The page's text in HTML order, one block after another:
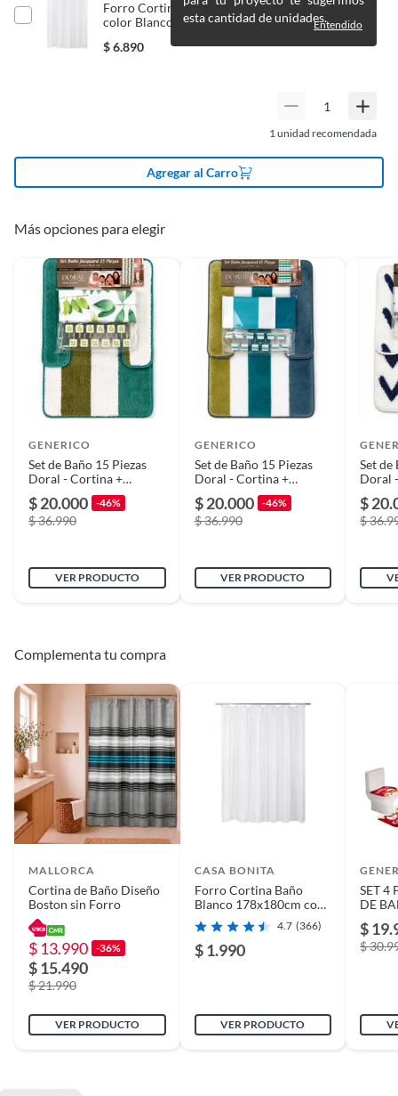
Detalle de la garantía 3
Número de piezas 15
esta cantidad de unidades.Entendido
Forro Cortina de Baño ducha Medida Especial
color Blanco 180 x 200 cms
$6.890
1unidad recomendada
Agregar al Carro
Más opciones para elegir
GENERICO
Set de Baño 15 Piezas
Doral - Cortina +
Alfombras + Ganchos -
Franjas Verde Blanco
Diseño Hojas
$ 20.000 -46%
$ 36.990
VER PRODUCTO
GENERICO
Set de Baño 15 Piezas
Doral - Cortina +
Alfombras + Ganchos -
Jacquard Antideslizante
$ 20.000 -46%
$ 36.990
VER PRODUCTO
Set de
Doral
lineas
blanco
$
$
Complementa tu compra
MALLORCA
Cortina de Baño Diseño
Boston sin Forro
$ 13.990 -36%
$ 15.490
$ 21.990
VER PRODUCTO
CASA BONITA
Forro Cortina Baño
Blanco 178x180cm con
Iman
4.7 (366)
$ 1.990
VER PRODUCTO
SET 4
DE
$
$